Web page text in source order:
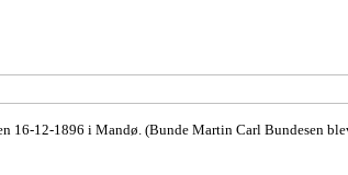
12-1896 i Mandø. (Bunde Martin Carl Bundesen